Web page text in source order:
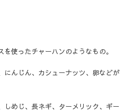
使ったチャーハンのようなもの。
にんじん、カシューナッツ、卵などが
しめじ、長ネギ、ターメリック、ギー